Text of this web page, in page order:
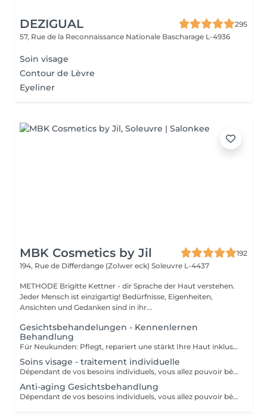
DEZIGUAL
295
57, Rue de la Reconnaissance Nationale Bascharage L-4936
Soin visage
Contour de Lèvre
Eyeliner
MBK Cosmetics by Jil
192
194, Rue de Differdange (Zolwer eck) Soleuvre L-4437
METHODE Brigitte Kettner - dir Sprache der Haut verstehen.
Jeder Mensch ist einzigartig! Bedürfnisse, Eigenheiten,
Ansichten und Gedanken sind in ihr...
Gesichtsbehandelungen - Kennenlernen
Behandlung
Für Neukunden: Pflegt, repariert une stärkt Ihre Haut inklusive Hautanalyse (Diathese).
Soins visage - traitement individuelle
Dépendant de vos besoins individuels, vous allez pouvoir bénéficier de soins adaptés à votre type de peau. Le prix va ensuite varier dépendant du soin finalement prèsté : - Traitement individuel des problèmes de peau sensible, hypersensible et peau couperose (à partir de 90) - Traitement individuel des problèmes de peau à tendance acnéique (à partir de 75 euros) - Traitement individuel des problèmes "d'éruption cutanée" ex : hyperactivité des glandes sébacées (à partir de 85) - Traitement des problèmes de pigmentation indésirable et des taches de pigmentation (à partir de 120) - Combinaison d'extraits de végétaux avec des substances minérales et des oligo-éléments, spécialement conçus pour le peaux sensibles (à partir de 75)
Anti-aging Gesichtsbehandlung
Dépendant de vos besoins individuels, vous allez pouvoir bénéficier de soins adaptés à votre type de peau. Le prix va ensuite varier dépendant du soin finalement prèsté : - Pre-aging : Commencez la lute anti-âge contre les rides et les ridules très tôt avec des isoflavones naturelles (à partir de 110 euros) - Anti-Aging : Traitement en profondeur contre les radicaux libres, la déshydratation et le relachement cutané (à partir de 130 euros) - Anti-Aging de luxe : Soin anti-âge raffermissant et remodelant pour les plus peaux très exigeantes (à partir de 150 euros)